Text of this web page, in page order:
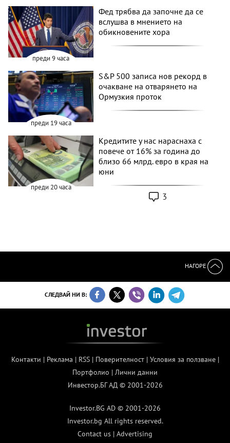
преди 9 часа
Фед трябва да започне да се
вслушва в мнението на
обикновените хора
преди 19 часа
S&P 500 записа нов рекорд в
очакване на отварянето на
Ормузкия проток
преди 20 часа
Кредитите у нас нараснаха с
повече от 16% за година до
близо 66 млрд. евро в края на
юни
3
НАГОРЕ
СЛЕДВАЙ НИ В:
Контакти | Реклама | RSS| Поверителност| Условия за ползване|
Портфолио | Лични данни
Инвестор.БГ АД © 2001-2026
Investor.BG AD © 2001-2026
Investor.bg All rights reserved.
Contact us | Advertising